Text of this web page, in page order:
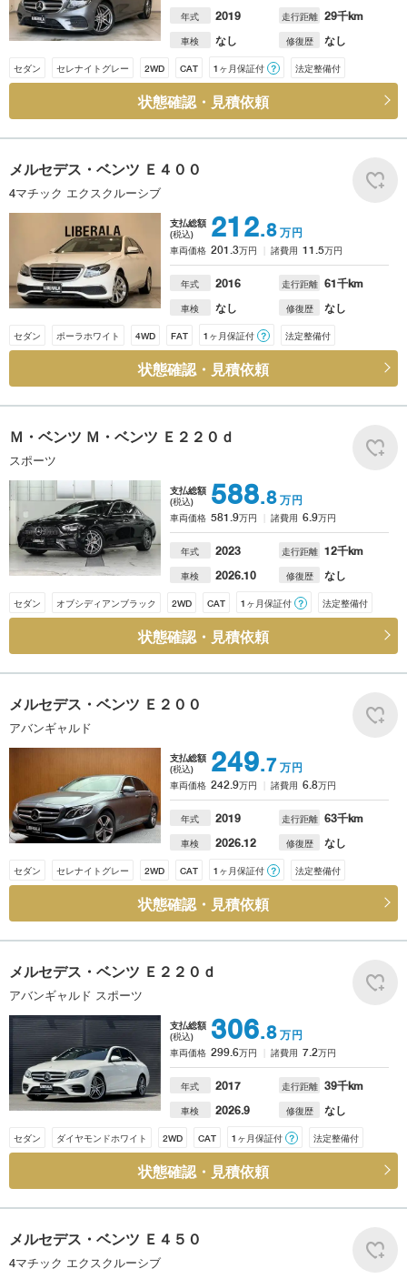
年式 2019 走行距離 29千km
車検 なし 修復歴 なし
セダン セレナイトグレー 2WD CAT 1ヶ月保証付 ？ 法定整備付
状態確認・見積依頼
メルセデス・ベンツ Ｅ４００
4マチック エクスクルーシブ
支払総額
(税込)
212.8 万円
車両価格 201.3万円 諸費用 11.5万円
年式 2016 走行距離 61千km
車検 なし 修復歴 なし
セダン ポーラホワイト 4WD FAT 1ヶ月保証付 ？ 法定整備付
状態確認・見積依頼
Ｍ・ベンツ Ｍ・ベンツ Ｅ２２０ｄ
スポーツ
支払総額
(税込)
588.8 万円
車両価格 581.9万円 諸費用 6.9万円
年式 2023 走行距離 12千km
車検 2026.10 修復歴 なし
セダン オブシディアンブラック 2WD CAT 1ヶ月保証付 ？ 法定整備付
状態確認・見積依頼
メルセデス・ベンツ Ｅ２００
アバンギャルド
支払総額
(税込)
249.7 万円
車両価格 242.9万円 諸費用 6.8万円
年式 2019 走行距離 63千km
車検 2026.12 修復歴 なし
セダン セレナイトグレー 2WD CAT 1ヶ月保証付 ？ 法定整備付
状態確認・見積依頼
メルセデス・ベンツ Ｅ２２０ｄ
アバンギャルド スポーツ
支払総額
(税込)
306.8 万円
車両価格 299.6万円 諸費用 7.2万円
年式 2017 走行距離 39千km
車検 2026.9 修復歴 なし
セダン ダイヤモンドホワイト 2WD CAT 1ヶ月保証付 ？ 法定整備付
状態確認・見積依頼
メルセデス・ベンツ Ｅ４５０
4マチック エクスクルーシブ